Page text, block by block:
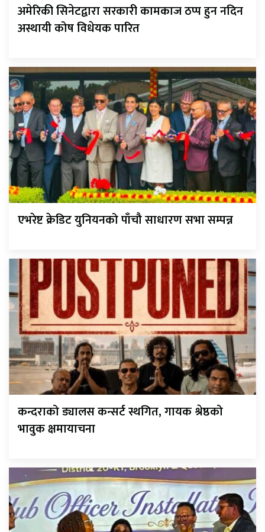
अमेरिकी सिनेटद्वारा सरकारी कामकाज ठप्प हुन नदिन
अस्थायी कोष विधेयक पारित
एभरेष्ट क्रेडिट युनियनको पाँचौ साधारण सभा सम्पन्न
कन्दराको ड्यालस कन्सर्ट स्थगित, गायक श्रेष्ठको
भावुक क्षमायाचना